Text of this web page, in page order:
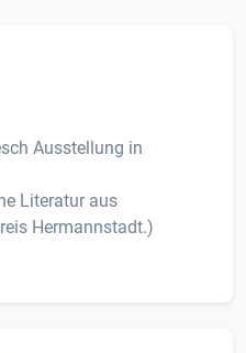
Ausstellung in
Literatur aus
Hermannstadt.)